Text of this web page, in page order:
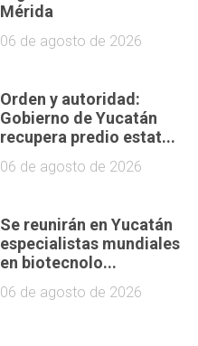
Mérida
06 de agosto de 2026
Orden y autoridad:
Gobierno de Yucatán
recupera predio estat...
06 de agosto de 2026
Se reunirán en Yucatán
especialistas mundiales
en biotecnolo...
06 de agosto de 2026